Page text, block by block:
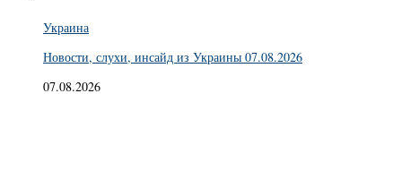
Украина
Новости, слухи, инсайд из Украины 07.08.2026
07.08.2026